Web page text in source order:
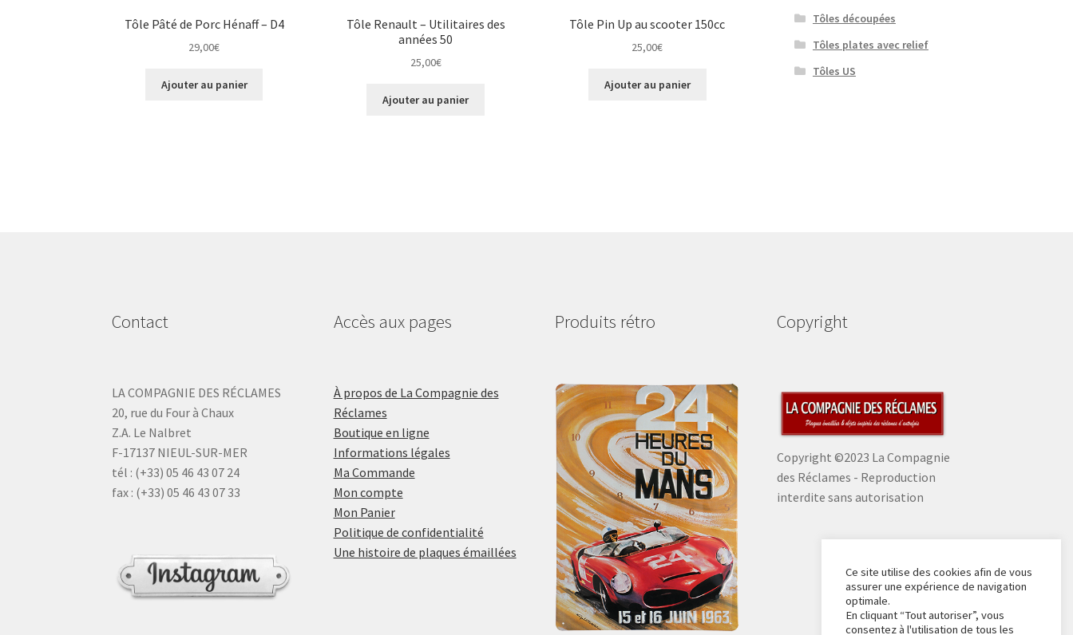
Tôle Pâté de Porc Hénaff – D4
29,00€
Ajouter au panier
Tôle Renault – Utilitaires des
années 50
25,00€
Ajouter au panier
Tôle Pin Up au scooter 150cc
25,00€
Ajouter au panier
Tôles découpées
Tôles plates avec relief
Tôles US
Contact
LA COMPAGNIE DES RÉCLAMES
20, rue du Four à Chaux
Z.A. Le Nalbret
F-17137 NIEUL-SUR-MER
tél : (+33) 05 46 43 07 24
fax : (+33) 05 46 43 07 33
Accès aux pages
À propos de La Compagnie des
Réclames
Boutique en ligne
Informations légales
Ma Commande
Mon compte
Mon Panier
Politique de confidentialité
Une histoire de plaques émaillées
Produits rétro Copyright
Copyright ©2023 La Compagnie
des Réclames - Reproduction
interdite sans autorisation
Ce site utilise des cookies afin de vous
assurer une expérience de navigation
optimale.
En cliquant “Tout autoriser”, vous
consentez à l'utilisation de tous les